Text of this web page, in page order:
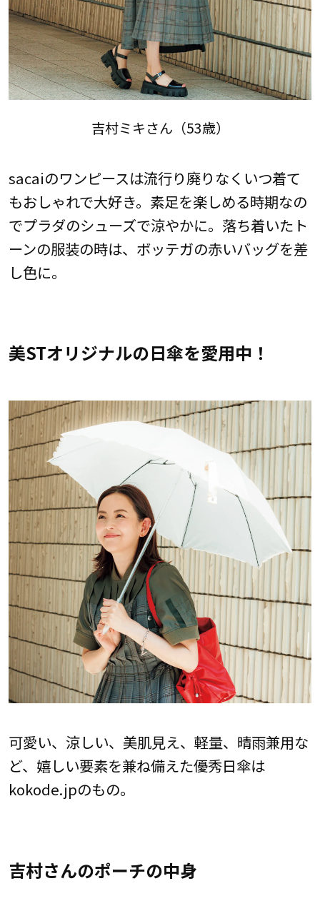
吉村ミキさん（53歳）
sacaiのワンピースは流行り廃りなくいつ着て
もおしゃれで大好き。素足を楽しめる時期なの
でプラダのシューズで涼やかに。落ち着いたト
ーンの服装の時は、ボッテガの赤いバッグを差
し色に。
美STオリジナルの日傘を愛用中！
可愛い、涼しい、美肌見え、軽量、晴雨兼用な
ど、嬉しい要素を兼ね備えた優秀日傘は
kokode.jpのもの。
吉村さんのポーチの中身